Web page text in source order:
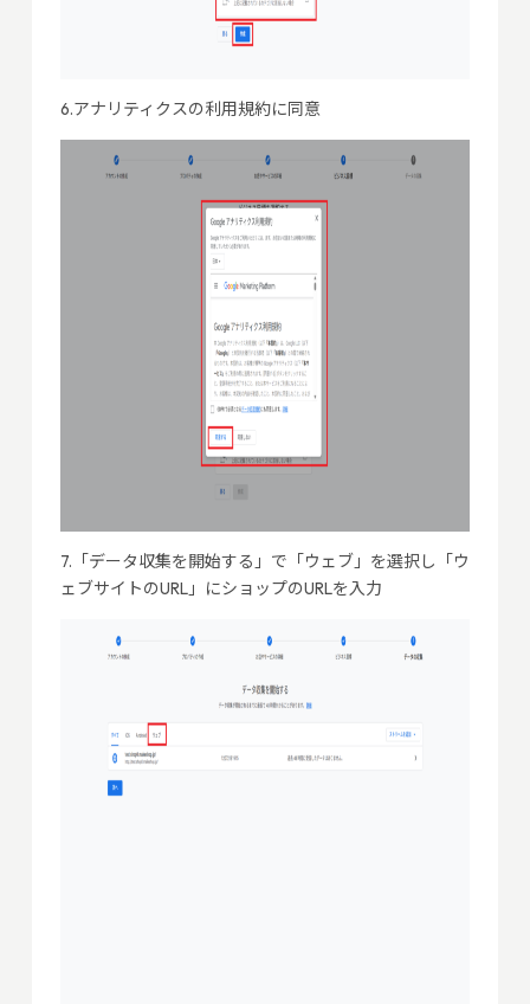
6.アナリティクスの利用規約に同意
7.「データ収集を開始する」で「ウェブ」を選択し「ウ
ェブサイトのURL」にショップのURLを入力